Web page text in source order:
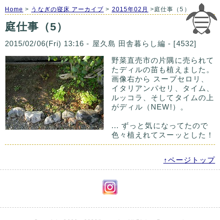
Home > うなぎの寝床 アーカイブ > 2015年02月 >庭仕事（5）
庭仕事（5）
2015/02/06(Fri) 13:16 - 屋久島 田舎暮らし編 - [4532]
野菜直売市の片隅に売られて
たディルの苗も植えました。
画像右から スープセロリ、
イタリアンパセリ、タイム、
ルッコラ、そしてタイムの上
がディル（NEW!）。
... ずっと気になってたので
色々植えれてスーッとした！
↑ページトップ